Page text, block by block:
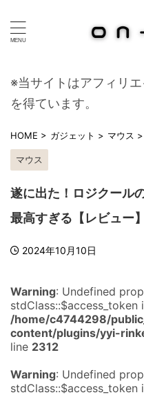
※当サイトはアフィリ
を得ています。
HOME > ガジェット > マウス >
マウス
遂に出た！ロジクール
最高すぎる【レビュー】
2024年10月10日
Warning: Undefined
stdClass::$access_token
/home/c4744298/
content/plugins/yyi-
line 2312
Warning: Undefined
stdClass::$access_token